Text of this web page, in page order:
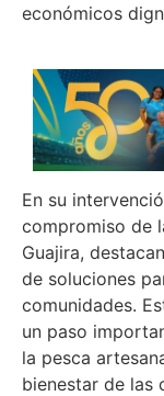
económicos
En su
compromiso de
Guajira,
de soluciones
comunidades.
un paso
la pesca
bienestar de las